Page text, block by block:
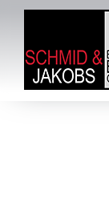
Zum
springen